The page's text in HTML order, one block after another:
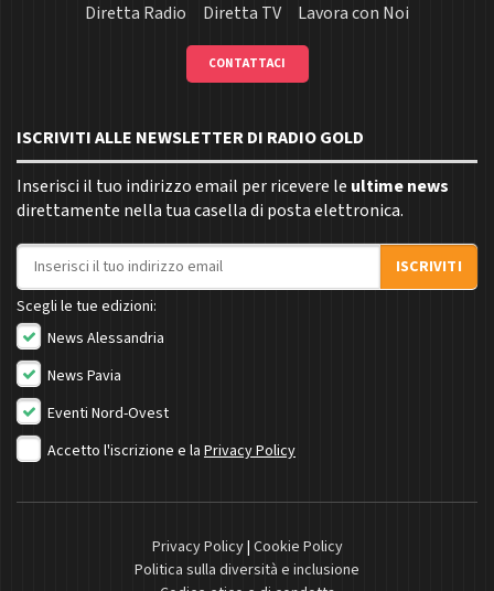
Diretta Radio
Diretta TV Lavora con Noi
CONTATTACI
ISCRIVITI ALLE NEWSLETTER DI RADIO GOLD
Inserisci il tuo indirizzo email per ricevere le ultime news
direttamente nella tua casella di posta elettronica.
Indirizzo email
ISCRIVITI
Scegli le tue edizioni:
News Alessandria
News Pavia
Eventi Nord-Ovest
Accetto l'iscrizione e la Privacy Policy
Privacy Policy| Cookie Policy
Politica sulla diversità e inclusione